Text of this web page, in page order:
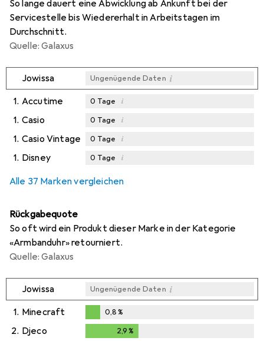
So lange dauert eine Abwicklung ab Ankunft bei der
Servicestelle bis Wiedererhalt in Arbeitstagen im
Durchschnitt.
Quelle: Galaxus
Jowissa Ungenügende Daten i
1. Accutime 0 Tage i
1. Casio 0 Tage i
1. Casio Vintage 0 Tage i
1. Disney 0 Tage i
Alle 37 Marken vergleichen
Rückgabequote
So oft wird ein Produkt dieser Marke in der Kategorie
«Armbanduhr» retourniert.
Quelle: Galaxus
Jowissa Ungenügende Daten i
1. Minecraft
0,8%
0,8%
2. Djeco 2,9 %